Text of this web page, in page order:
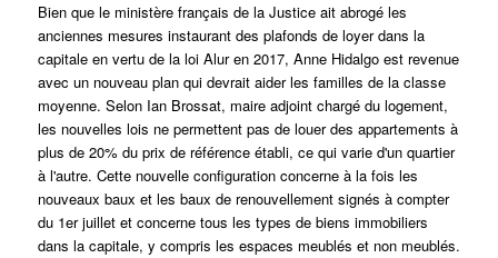
Bien que le ministère français de la Justice ait abrogé les
anciennes mesures instaurant des plafonds de loyer dans la
capitale en vertu de la loi Alur en 2017, Anne Hidalgo est revenue
avec un nouveau plan qui devrait aider les familles de la classe
moyenne. Selon Ian Brossat, maire adjoint chargé du logement,
les nouvelles lois ne permettent pas de louer des appartements à
plus de 20% du prix de référence établi, ce qui varie d'un quartier
à l'autre. Cette nouvelle configuration concerne à la fois les
nouveaux baux et les baux de renouvellement signés à compter
du 1er juillet et concerne tous les types de biens immobiliers
dans la capitale, y compris les espaces meublés et non meublés.